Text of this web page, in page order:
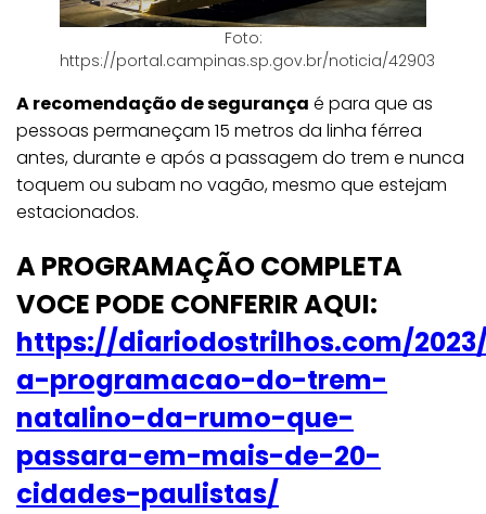
Foto:
https://portal.campinas.sp.gov.br/noticia/42903
A recomendação de segurança é para que as
pessoas permaneçam 15 metros da linha férrea
antes, durante e após a passagem do trem e nunca
toquem ou subam no vagão, mesmo que estejam
estacionados.
A PROGRAMAÇÃO COMPLETA
VOCE PODE CONFERIR AQUI:
https://diariodostrilhos.com/
a-programacao-do-trem-
natalino-da-rumo-que-
passara-em-mais-de-20-
cidades-paulistas/